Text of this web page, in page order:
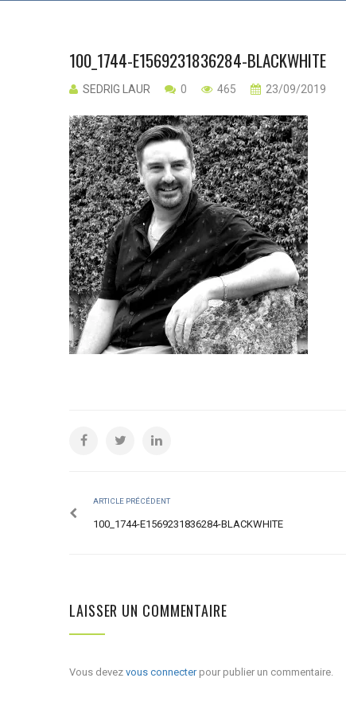
100_1744-E1569231836284-BLACKWHITE
SEDRIG LAUR 0 465 23/09/2019
ARTICLE PRÉCÉDENT
100_1744-E1569231836284-BLACKWHITE
LAISSER UN COMMENTAIRE
Vous devez vous connecterpour publier un commentaire.